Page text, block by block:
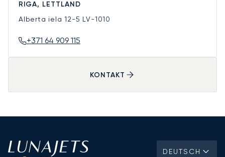
RIGA, LETTLAND
Alberta iela 12-5 LV-1010
+371 64 909 115
KONTAKT
DEUTSCH